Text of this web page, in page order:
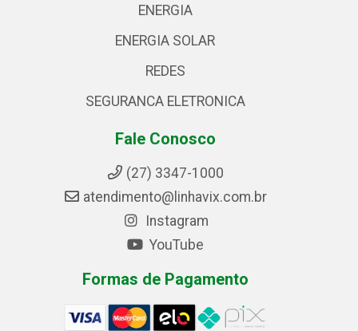
ENERGIA
ENERGIA SOLAR
REDES
SEGURANCA ELETRONICA
Fale Conosco
(27) 3347-1000
atendimento@linhavix.com.br
Instagram
YouTube
Formas de Pagamento